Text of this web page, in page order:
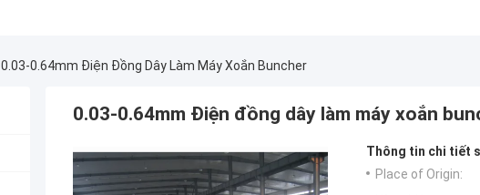
0.03-0.64mm Điện Đồng Dây Làm Máy Xoắn Buncher
0.03-0.64mm Điện đồng dây làm máy xoắn
Thông tin chi tiết
Place of Origin: